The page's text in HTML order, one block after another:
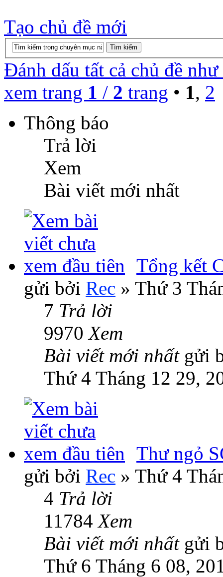
Tạo chủ đề mới
Đánh dấu tất cả chủ đề
xem trang 1 / 2 trang • 1, 2
Thông báo
Trả lời
Xem
Bài viết mới nhất
Tổng kết
gửi bởi Rec » Thứ 3
7 Trả lời
9970Xem
Bài viết mới nhất gửi
Thứ 4 Tháng 12 29,
Thư ngỏ
gửi bởi Rec » Thứ 4
4 Trả lời
11784Xem
Bài viết mới nhất gửi
Thứ 6 Tháng 6 08,